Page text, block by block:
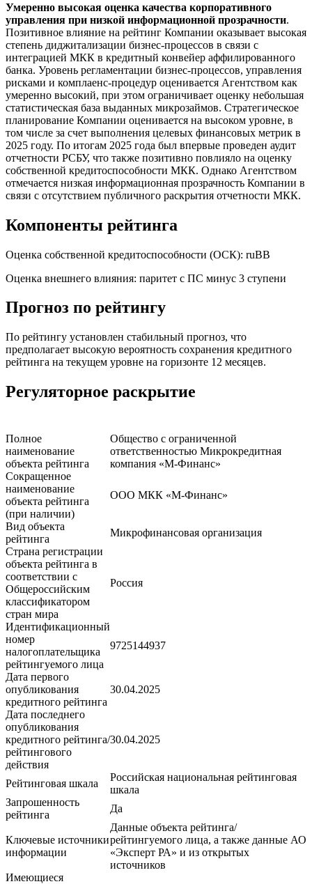
Умеренно высокая оценка качества корпоративного
управления при низкой информационной прозрачности.
Позитивное влияние на рейтинг Компании оказывает высокая
степень диджитализации бизнес-процессов в связи с
интеграцией МКК в кредитный конвейер аффилированного
банка. Уровень регламентации бизнес-процессов, управления
рисками и комплаенс-процедур оценивается Агентством как
умеренно высокий, при этом ограничивает оценку небольшая
статистическая база выданных микрозаймов. Стратегическое
планирование Компании оценивается на высоком уровне, в
том числе за счет выполнения целевых финансовых метрик в
2025 году. По итогам 2025 года был впервые проведен аудит
отчетности РСБУ, что также позитивно повлияло на оценку
собственной кредитоспособности МКК. Однако Агентством
отмечается низкая информационная прозрачность Компании в
связи с отсутствием публичного раскрытия отчетности МКК.
Компоненты рейтинга
Оценка собственной кредитоспособности (ОСК): ruBB
Оценка внешнего влияния: паритет с ПС минус 3 ступени
Прогноз по рейтингу
По рейтингу установлен стабильный прогноз, что
предполагает высокую вероятность сохранения кредитного
рейтинга на текущем уровне на горизонте 12 месяцев.
Регуляторное раскрытие
Полное
наименование
объекта рейтинга
Общество с ограниченной
ответственностью Микрокредитная
компания «М-Финанс»
Сокращенное
наименование
объекта рейтинга
(при наличии)
ООО МКК «М-Финанс»
Вид объекта
рейтинга
Микрофинансовая организация
Страна регистрации
объекта рейтинга в
соответствии с
Общероссийским
классификатором
стран мира
Россия
Идентификационный
номер
налогоплательщика
рейтингуемого лица
9725144937
Дата первого
опубликования
кредитного рейтинга
30.04.2025
Дата последнего
опубликования
кредитного рейтинга/
рейтингового
действия
30.04.2025
Рейтинговая шкала
Российская национальная рейтинговая
шкала
Запрошенность
рейтинга
Да
Ключевые источники
информации
Данные объекта рейтинга/
рейтингуемого лица, а также данные АО
«Эксперт РА» и из открытых
источников
Имеющиеся